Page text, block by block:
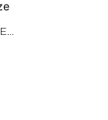
BILLIEBLUSH PULLOVER ROZE